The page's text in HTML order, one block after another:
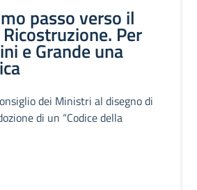
passo verso il
Per
e Grande una
dei Ministri al disegno di
di un “Codice della